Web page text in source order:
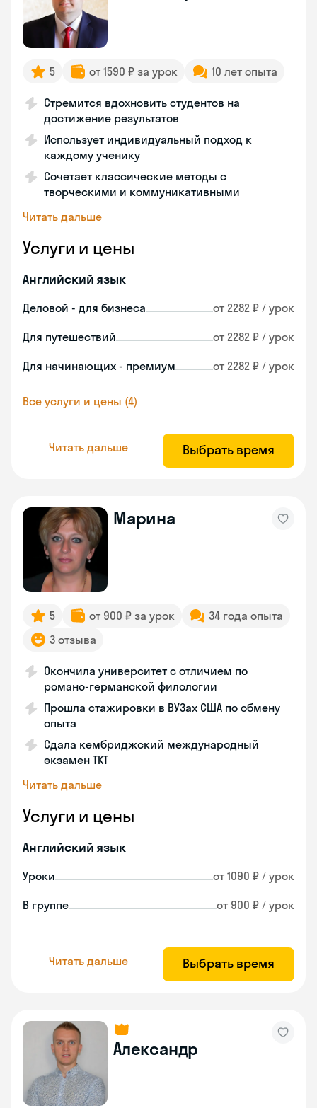
5 от 1590 ₽ за урок 10 лет опыта
Стремится вдохновить студентов на
достижение результатов
Использует индивидуальный подход к
каждому ученику
Сочетает классические методы с
творческими и коммуникативными
Читать дальше
Услуги и цены
Английский язык
Деловой - для бизнеса от 2282 ₽ / урок
Для путешествий от 2282 ₽ / урок
Для начинающих - премиум от 2282 ₽ / урок
Все услуги и цены (4)
Читать дальше Выбрать время
Марина
5 от 900 ₽ за урок
34 года опыта
3 отзыва
Окончила университет с отличием по
романо-германской филологии
Прошла стажировки в ВУЗах США по обмену
опыта
Сдала кембриджский международный
экзамен TKT
Читать дальше
Услуги и цены
Английский язык
Уроки от 1090 ₽ / урок
В группе от 900 ₽ / урок
Читать дальше Выбрать время
Александр